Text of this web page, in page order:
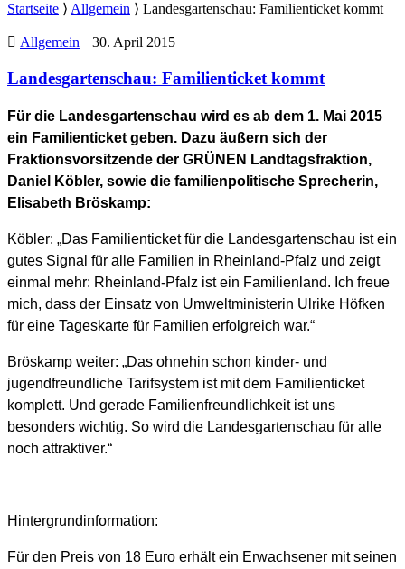
Startseite ⟩ Allgemein ⟩ Landesgartenschau: Familienticket kommt
Allgemein 30. April 2015
Landesgartenschau: Familienticket kommt
Für die Landesgartenschau wird es ab dem 1. Mai 2015
ein Familienticket geben. Dazu äußern sich der
Fraktionsvorsitzende der GRÜNEN Landtagsfraktion,
Daniel Köbler, sowie die familienpolitische Sprecherin,
Elisabeth Bröskamp:
Köbler: „Das Familienticket für die Landesgartenschau ist ein
gutes Signal für alle Familien in Rheinland-Pfalz und zeigt
einmal mehr: Rheinland-Pfalz ist ein Familienland. Ich freue
mich, dass der Einsatz von Umweltministerin Ulrike Höfken
für eine Tageskarte für Familien erfolgreich war.“
Bröskamp weiter: „Das ohnehin schon kinder- und
jugendfreundliche Tarifsystem ist mit dem Familienticket
komplett. Und gerade Familienfreundlichkeit ist uns
besonders wichtig. So wird die Landesgartenschau für alle
noch attraktiver.“
Hintergrundinformation:
Für den Preis von 18 Euro erhält ein Erwachsener mit seinen